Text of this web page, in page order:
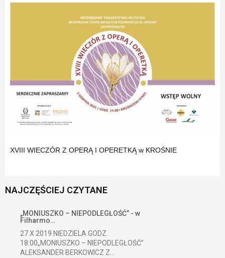
XVIII WIECZÓR Z OPERĄ I OPERETKĄ w KROŚNIE
NAJCZĘŚCIEJ CZYTANE
„MONIUSZKO – NIEPODLEGŁOŚĆ” - w
Filharmo…
27 X 2019 NIEDZIELA GODZ.
18:00„MONIUSZKO – NIEPODLEGŁOŚĆ”
ALEKSANDER BERKOWICZ Z...